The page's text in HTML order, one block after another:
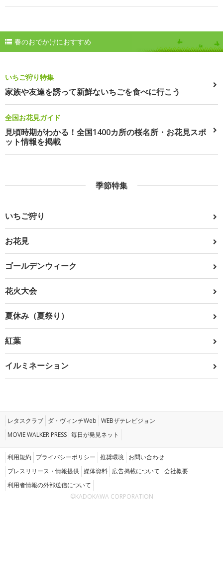
春のおでかけにおすすめ
いちご狩り特集
家族や友達を誘って新鮮ないちごを食べに行こう
全国お花見ガイド
見頃時期がわかる！全国1400カ所の桜名所・お花見スポ
ット情報を掲載
季節特集
いちご狩り
お花見
ゴールデンウィーク
花火大会
夏休み（夏祭り）
紅葉
イルミネーション
レタスクラブ ダ・ヴィンチWeb WEBザテレビジョン
MOVIE WALKER PRESS 毎日が発見ネット
利用規約 プライバシーポリシー 推奨環境 お問い合わせ
プレスリリース・情報提供 媒体資料 広告掲載について 会社概要
利用者情報の外部送信について
©KADOKAWA CORPORATION